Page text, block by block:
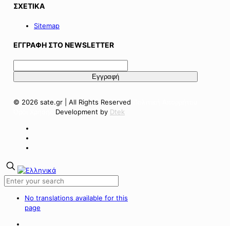
ΣΧΕΤΙΚΑ
Sitemap
ΕΓΓΡΑΦΗ ΣΤΟ NEWSLETTER
© 2026 sate.gr | All Rights Reserved
Development by Dtek
No translations available for this
page